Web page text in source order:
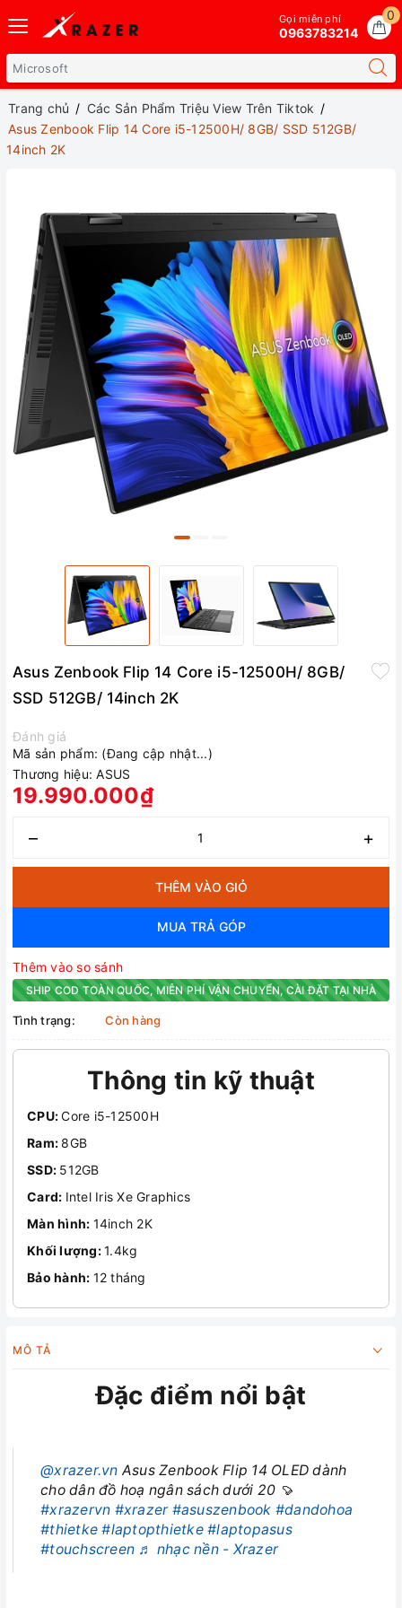
0
Gọi miễn phí
0963783214
Trang chủ
Các Sản Phẩm Triệu View Trên Tiktok
Asus Zenbook Flip 14 Core i5-12500H/ 8GB/ SSD 512GB/
14inch 2K
Asus Zenbook Flip 14 Core i5-12500H/ 8GB/
SSD 512GB/ 14inch 2K
Đánh giá
Mã sản phẩm: (Đang cập nhật...)
Thương hiệu: ASUS
19.990.000₫
– +
THÊM VÀO GIỎ
MUA TRẢ GÓP
Thêm vào so sánh
SHIP COD TOÀN QUỐC, MIỄN PHÍ VẬN CHUYỂN, CÀI ĐẶT TẠI NHÀ
Tình trạng: Còn hàng
Thông tin kỹ thuật
CPU:Core i5-12500H
Ram: 8GB
SSD: 512GB
Card: Intel Iris Xe Graphics
Màn hình: 14inch 2K
Khối lượng:1.4kg
Bảo hành: 12 tháng
MÔ TẢ
Đặc điểm nổi bật
@xrazer.vn Asus Zenbook Flip 14 OLED dành
cho dân đồ hoạ ngân sách dưới 20 🍠
#xrazervn #xrazer #asuszenbook #dandohoa
#thietke #laptopthietke #laptopasus
#touchscreen ♬ nhạc nền - Xrazer